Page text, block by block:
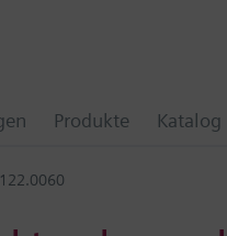
Produkte Katalog